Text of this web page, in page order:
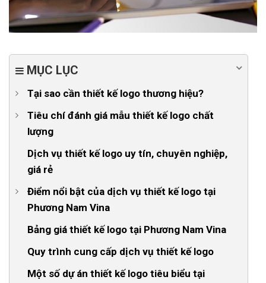
MỤC LỤC
Tại sao cần thiết kế logo thương hiệu?
1. Tạo sự khởi đầu cho tương lai
2. Góp phần xây dựng bản sắc doanh nghiệp
3. Tăng khả năng nhận diện thương hiệu
Tiêu chí đánh giá mẫu thiết kế logo chất
lượng
1. Sự đơn giản
2. Dễ nhớ
3. Bền vững
Dịch vụ thiết kế logo uy tín, chuyên nghiệp,
giá rẻ
Điểm nổi bật của dịch vụ thiết kế logo tại
Phương Nam Vina
1. Dịch vụ thiết kế logo giá rẻ
2. Thiết kế logo độc đáo, độc quyền
3. Design mọi ngành nghề, lĩnh vực
Bảng giá thiết kế logo tại Phương Nam Vina
Quy trình cung cấp dịch vụ thiết kế logo
Một số dự án thiết kế logo tiêu biểu tại